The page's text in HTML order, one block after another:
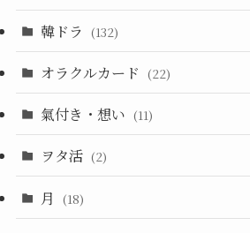
韓ドラ (132)
オラクルカード (22)
氣付き・想い (11)
ヲタ活 (2)
月 (18)